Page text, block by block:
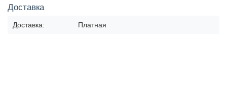
Доставка
Доставка: Платная